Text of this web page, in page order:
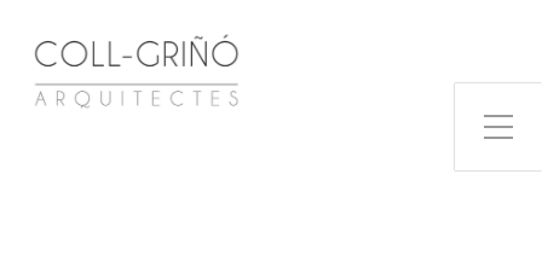
Toggle Side Menu